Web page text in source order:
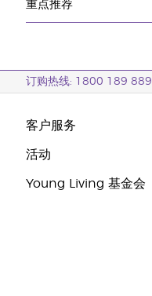
重点推荐
订购热线: 1800 189 889
客户服务
活动
Young Living 基金会